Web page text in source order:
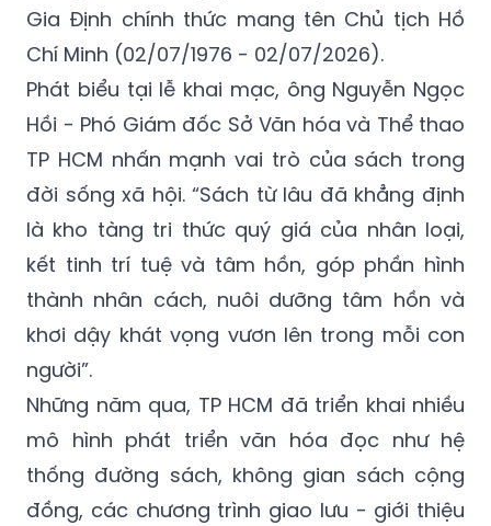
Gia Định chính thức mang tên Chủ tịch Hồ
Chí Minh (02/07/1976 - 02/07/2026).
Phát biểu tại lễ khai mạc, ông Nguyễn Ngọc
Hồi - Phó Giám đốc Sở Văn hóa và Thể thao
TP HCM nhấn mạnh vai trò của sách trong
đời sống xã hội. “Sách từ lâu đã khẳng định
là kho tàng tri thức quý giá của nhân loại,
kết tinh trí tuệ và tâm hồn, góp phần hình
thành nhân cách, nuôi dưỡng tâm hồn và
khơi dậy khát vọng vươn lên trong mỗi con
người”.
Những năm qua, TP HCM đã triển khai nhiều
mô hình phát triển văn hóa đọc như hệ
thống đường sách, không gian sách cộng
đồng, các chương trình giao lưu - giới thiệu